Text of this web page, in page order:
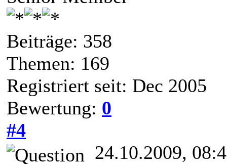
Beiträge: 358
Themen: 169
Registriert seit: Dec 2005
Bewertung: 0
#4
24.10.2009,